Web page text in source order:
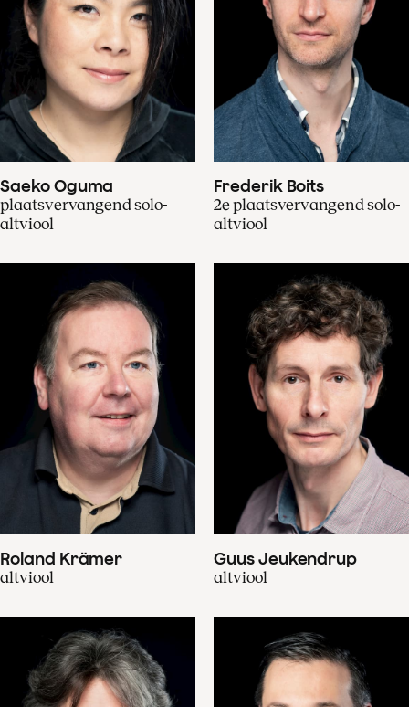
Saeko Oguma
plaatsvervangend solo-
altviool
Frederik Boits
2e plaatsvervangend solo-
altviool
Roland Krämer
altviool
Guus Jeukendrup
altviool